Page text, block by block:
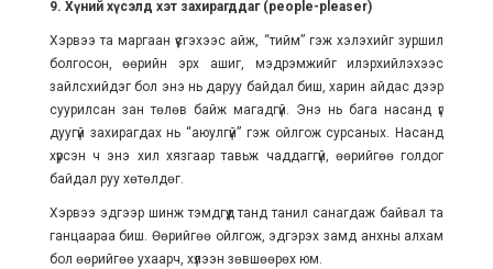
9. Хүний хүсэлд хэт захирагддаг (people-pleaser)
Хэрвээ та маргаан үүсгэхээс айж, “тийм” гэж хэлэхийг зуршил
болгосон, өөрийн эрх ашиг, мэдрэмжийг илэрхийлэхээс
зайлсхийдэг бол энэ нь даруу байдал биш, харин айдас дээр
суурилсан зан төлөв байж магадгүй. Энэ нь бага насанд үг
дуугүй захирагдах нь “аюулгүй” гэж ойлгож сурсаных. Насанд
хүрсэн ч энэ хил хязгаар тавьж чаддаггүй, өөрийгөө голдог
байдал руу хөтөлдөг.
Хэрвээ эдгээр шинж тэмдгүүд танд танил санагдаж байвал та
ганцаараа биш. Өөрийгөө ойлгож, эдгэрэх замд анхны алхам
бол өөрийгөө ухаарч, хүлээн зөвшөөрөх юм.